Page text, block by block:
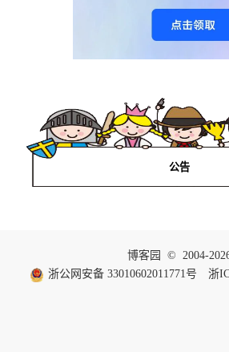
公告
博客园
© 2004-
浙公网安备 33010602011771号
浙